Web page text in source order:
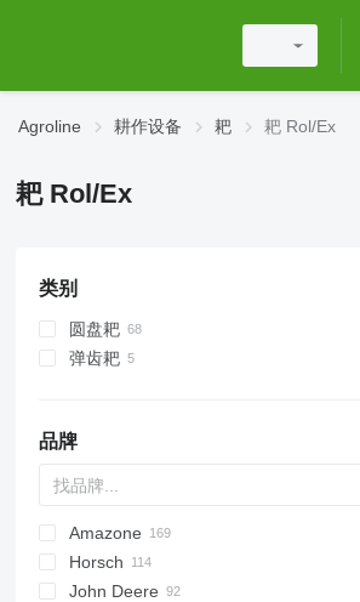
Agroline 耕作设备 耙 耙 Rol/Ex
耙 Rol/Ex
类别
圆盘耙
弹齿耙
品牌
Multivator
Disc-O-Mulch
Maximulch
Jaguar
AT30
BT
8
10
AGD
Amazone
Avant
Catros
Green Ray
1-Series
Swifter
AG
UDA
U-series
Z-series
ROTANET
310
Ecolo Tiger
Disco
Powerchain
Chopstar
Rotarystar
KSE
T series
UFO
GF
Super Maxx
Horsch
Cultro
John Deere